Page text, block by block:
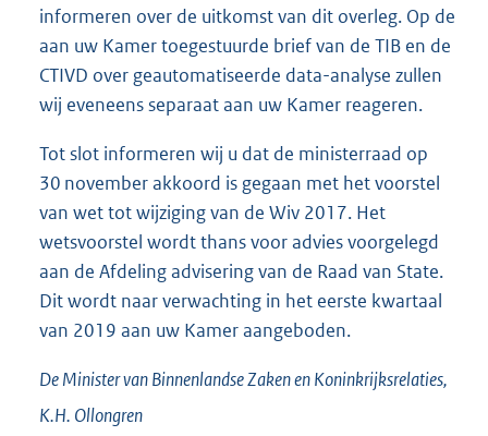
informeren over de uitkomst van dit overleg. Op de
aan uw Kamer toegestuurde brief van de TIB en de
CTIVD over geautomatiseerde data-analyse zullen
wij eveneens separaat aan uw Kamer reageren.
Tot slot informeren wij u dat de ministerraad op
30 november akkoord is gegaan met het voorstel
van wet tot wijziging van de Wiv 2017. Het
wetsvoorstel wordt thans voor advies voorgelegd
aan de Afdeling advisering van de Raad van State.
Dit wordt naar verwachting in het eerste kwartaal
van 2019 aan uw Kamer aangeboden.
De Minister van Binnenlandse Zaken en Koninkrijksrelaties,
K.H. Ollongren